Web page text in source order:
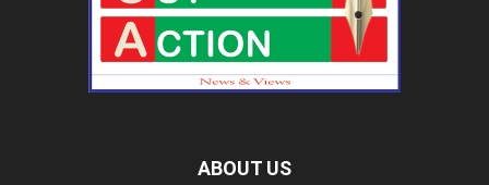
ABOUT US